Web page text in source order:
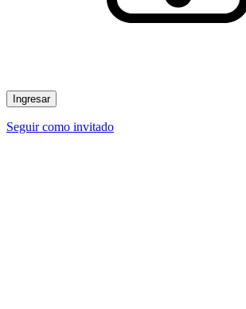
Ingresar
Seguir como invitado